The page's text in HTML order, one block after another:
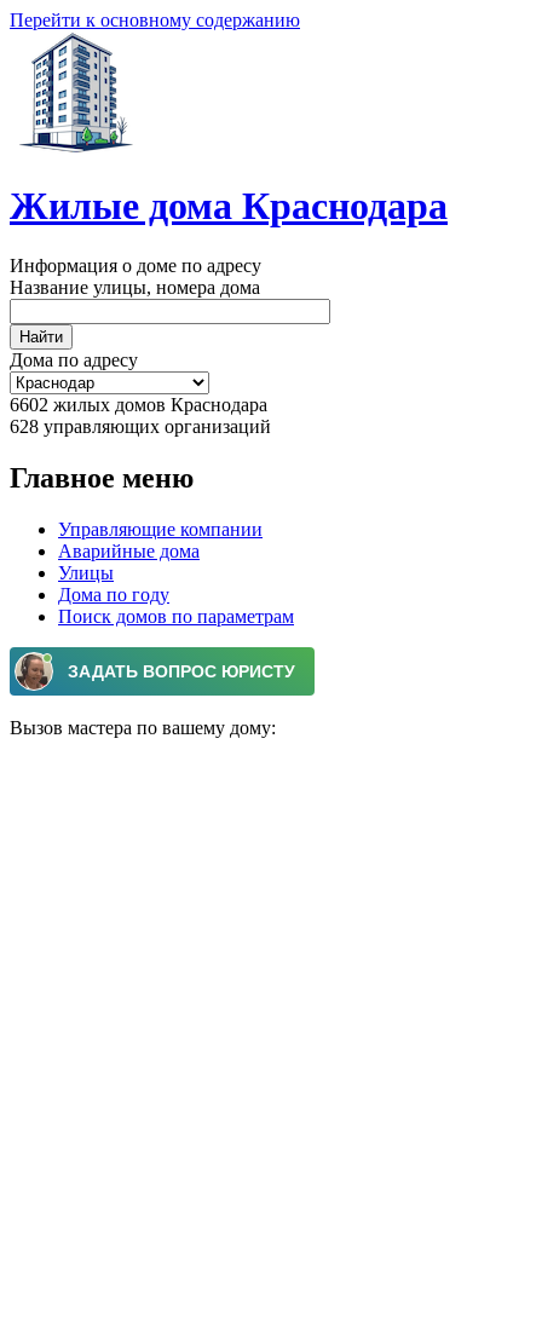
Перейти к основному содержанию
Жилые дома Краснодара
Информация о доме по адресу
Название улицы, номера дома
Дома по адресу
6602 жилых домов Краснодара
628 управляющих организаций
Главное меню
Управляющие компании
Аварийные дома
Улицы
Дома по году
Поиск домов по параметрам
Вызов мастера по вашему дому: